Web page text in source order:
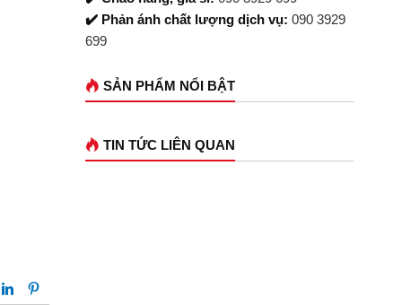
✔️ Phản ánh chất lượng dịch vụ:090 3929
699
SẢN PHẨM NỔI BẬT
TIN TỨC LIÊN QUAN